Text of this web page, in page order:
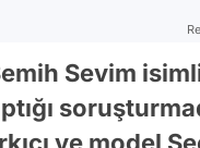
Sevim